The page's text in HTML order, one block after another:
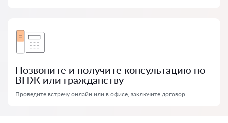
Позвоните и получите консультацию по
ВНЖ или гражданству
Проведите встречу онлайн или в офисе, заключите договор.